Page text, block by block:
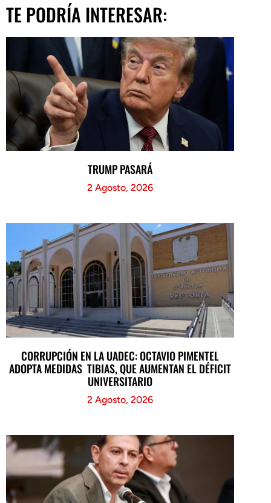
TE PODRÍA INTERESAR:
TRUMP PASARÁ
2 Agosto, 2026
CORRUPCIÓN EN LA UADEC: OCTAVIO PIMENTEL
ADOPTA MEDIDAS TIBIAS, QUE AUMENTAN EL DÉFICIT
UNIVERSITARIO
2 Agosto, 2026